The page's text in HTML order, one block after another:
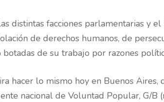
distintas facciones parlamentarias y
de derechos humanos, de
de su trabajo por razones
hacer lo mismo hoy en Buenos
nacional de Voluntad Popular, G/B